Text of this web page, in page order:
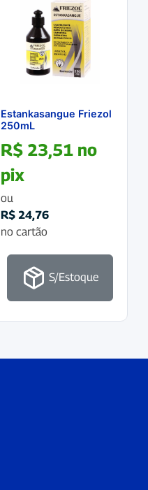
Estankasangue Friezol
250mL
R$ 23,51 no
pix
ou
R$ 24,76
no cartão
S/Estoque